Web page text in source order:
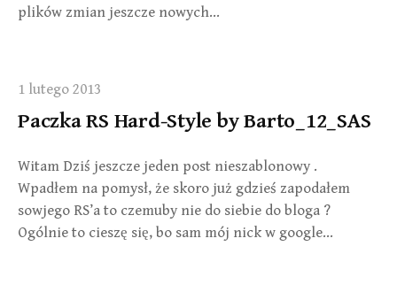
plików zmian jeszcze nowych…
1 lutego 2013
Paczka RS Hard-Style by Barto_12_SAS
Witam Dziś jeszcze jeden post nieszablonowy .
Wpadłem na pomysł, że skoro już gdzieś zapodałem
sowjego RS’a to czemuby nie do siebie do bloga ?
Ogólnie to cieszę się, bo sam mój nick w google…